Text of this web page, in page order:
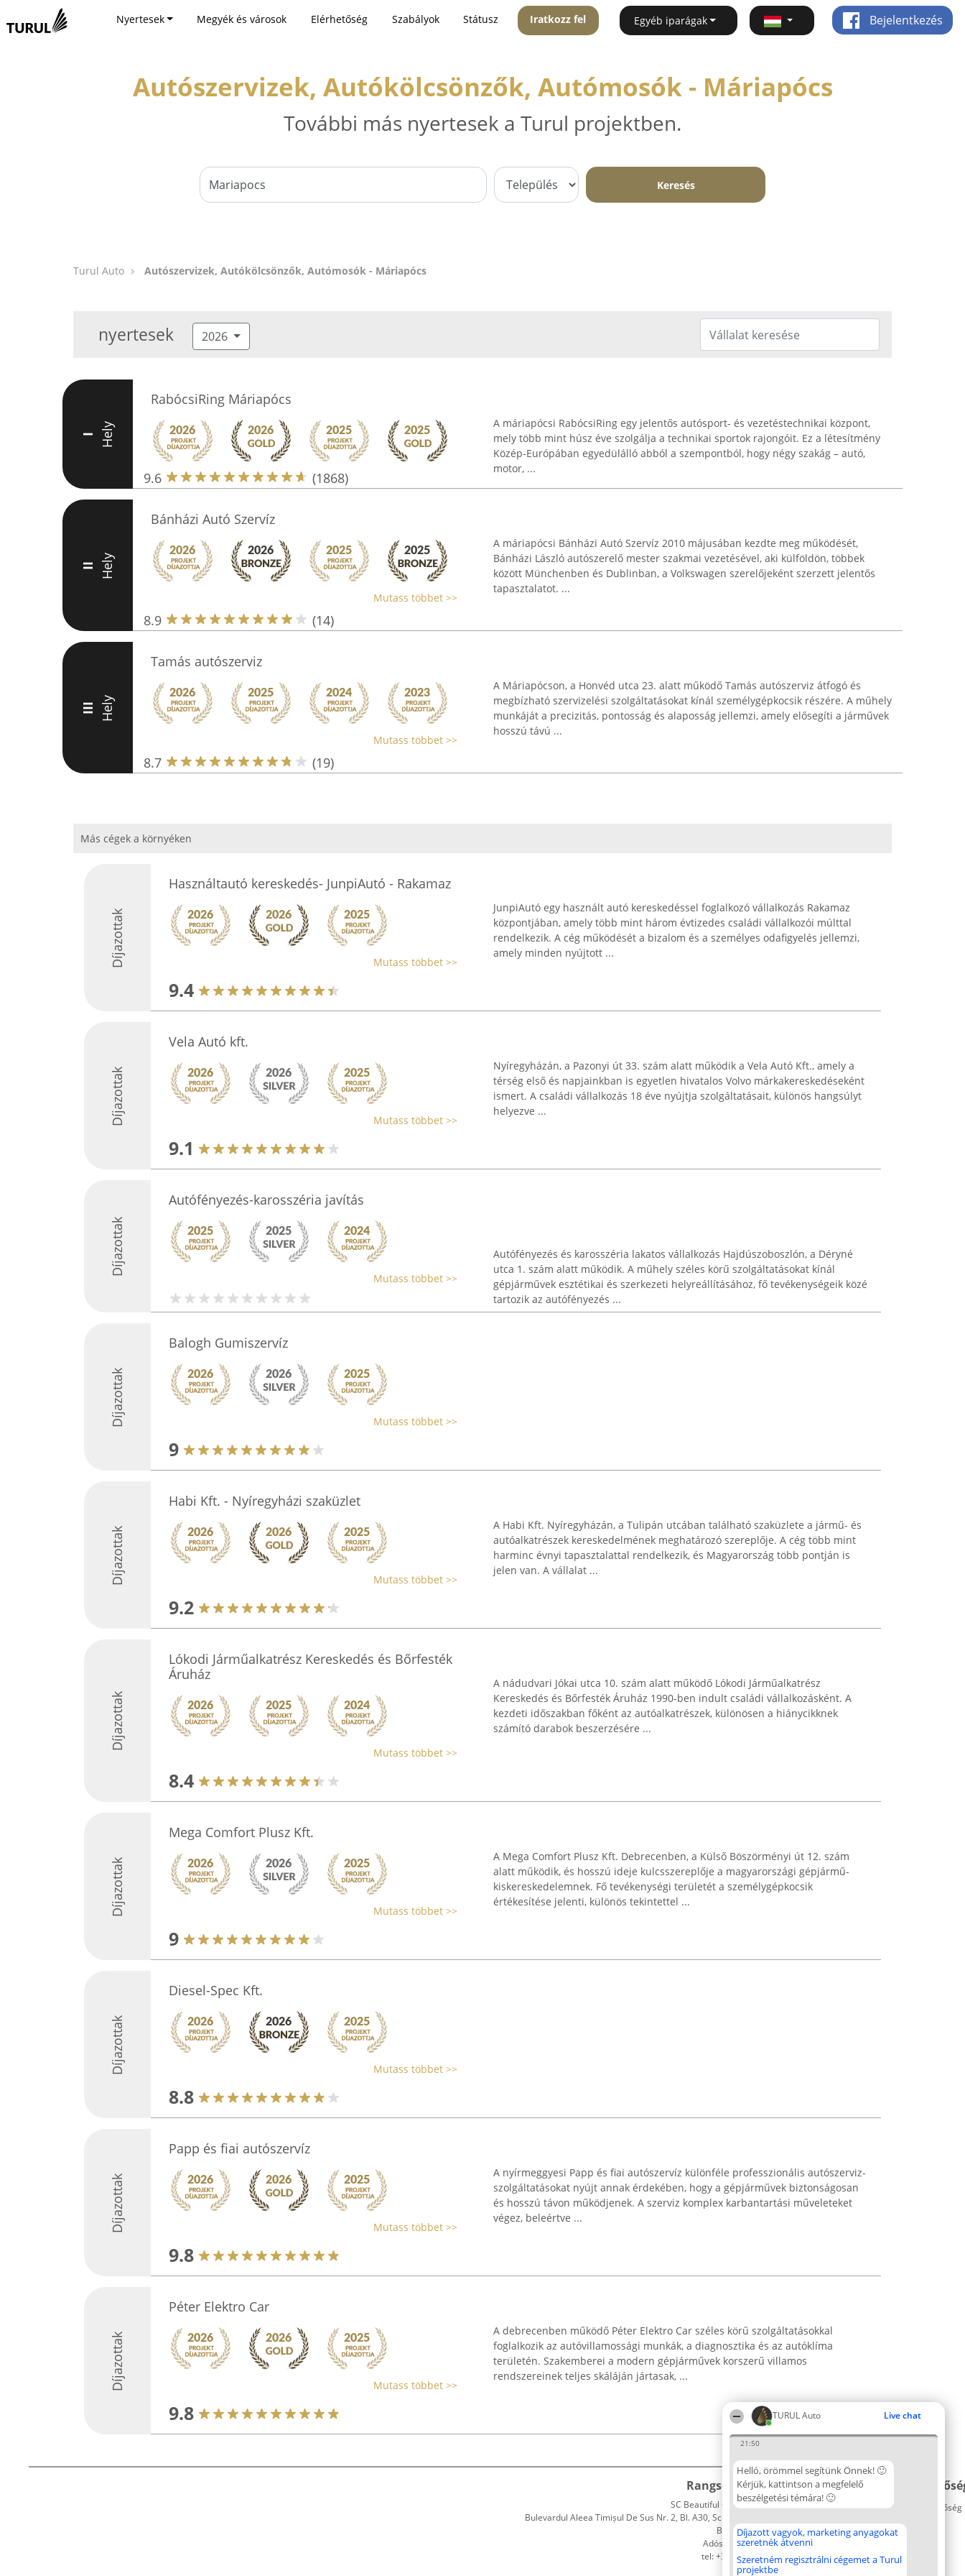
TURUL Auto Live chat
21:50
Helló, örömmel segítünk Önnek! 🙂
Kérjük, kattintson a megfelelő
beszélgetési témára! 🙂
Díjazott vagyok, marketing anyagokat
szeretnék átvenni
Szeretném regisztrálni cégemet a Turul
projektbe
Nyertesek Megyék és városok Elérhetőség Szabályok Státusz Iratkozz fel Egyéb iparágak Bejelentkezés
Autószervizek, Autókölcsönzők, Autómosók - Máriapócs
További más nyertesek a Turul projektben.
Keresés
Turul Auto Autószervizek, Autókölcsönzők, Autómosók - Máriapócs
nyertesek 2026
I Hely
RabócsiRing Máriapócs
9.6 (1868)
A máriapócsi RabócsiRing egy jelentős autósport- és vezetéstechnikai központ,
mely több mint húsz éve szolgálja a technikai sportok rajongóit. Ez a létesítmény
Közép-Európában egyedülálló abból a szempontból, hogy négy szakág – autó,
motor, ...
II Hely
Bánházi Autó Szervíz
Mutass többet >>
8.9 (14)
A máriapócsi Bánházi Autó Szervíz 2010 májusában kezdte meg működését,
Bánházi László autószerelő mester szakmai vezetésével, aki külföldön, többek
között Münchenben és Dublinban, a Volkswagen szerelőjeként szerzett jelentős
tapasztalatot. ...
III Hely
Tamás autószerviz
Mutass többet >>
8.7 (19)
A Máriapócson, a Honvéd utca 23. alatt működő Tamás autószerviz átfogó és
megbízható szervizelési szolgáltatásokat kínál személygépkocsik részére. A műhely
munkáját a precizitás, pontosság és alaposság jellemzi, amely elősegíti a járművek
hosszú távú ...
Más cégek a környéken
Díjazottak
Használtautó kereskedés- JunpiAutó - Rakamaz
Mutass többet >>
9.4
JunpiAutó egy használt autó kereskedéssel foglalkozó vállalkozás Rakamaz
központjában, amely több mint három évtizedes családi vállalkozói múlttal
rendelkezik. A cég működését a bizalom és a személyes odafigyelés jellemzi,
amely minden nyújtott ...
Díjazottak
Vela Autó kft.
Mutass többet >>
9.1
Nyíregyházán, a Pazonyi út 33. szám alatt működik a Vela Autó Kft., amely a
térség első és napjainkban is egyetlen hivatalos Volvo márkakereskedéseként
ismert. A családi vállalkozás 18 éve nyújtja szolgáltatásait, különös hangsúlyt
helyezve ...
Díjazottak
Autófényezés-karosszéria javítás
Mutass többet >>
Autófényezés és karosszéria lakatos vállalkozás Hajdúszoboszlón, a Déryné
utca 1. szám alatt működik. A műhely széles körű szolgáltatásokat kínál
gépjárművek esztétikai és szerkezeti helyreállításához, fő tevékenységeik közé
tartozik az autófényezés ...
Díjazottak
Balogh Gumiszervíz
Mutass többet >>
9
Díjazottak
Habi Kft. - Nyíregyházi szaküzlet
Mutass többet >>
9.2
A Habi Kft. Nyíregyházán, a Tulipán utcában található szaküzlete a jármű- és
autóalkatrészek kereskedelmének meghatározó szereplője. A cég több mint
harminc évnyi tapasztalattal rendelkezik, és Magyarország több pontján is
jelen van. A vállalat ...
Díjazottak
Lókodi Járműalkatrész Kereskedés és Bőrfesték
Áruház
Mutass többet >>
8.4
A nádudvari Jókai utca 10. szám alatt működő Lókodi Járműalkatrész
Kereskedés és Bőrfesték Áruház 1990-ben indult családi vállalkozásként. A
kezdeti időszakban főként az autóalkatrészek, különösen a hiánycikknek
számító darabok beszerzésére ...
Díjazottak
Mega Comfort Plusz Kft.
Mutass többet >>
9
A Mega Comfort Plusz Kft. Debrecenben, a Külső Böszörményi út 12. szám
alatt működik, és hosszú ideje kulcsszereplője a magyarországi gépjármű-
kiskereskedelemnek. Fő tevékenységi területét a személygépkocsik
értékesítése jelenti, különös tekintettel ...
Díjazottak
Diesel-Spec Kft.
Mutass többet >>
8.8
Díjazottak
Papp és fiai autószervíz
Mutass többet >>
9.8
A nyírmeggyesi Papp és fiai autószervíz különféle professzionális autószerviz-
szolgáltatásokat nyújt annak érdekében, hogy a gépjárművek biztonságosan
és hosszú távon működjenek. A szerviz komplex karbantartási műveleteket
végez, beleértve ...
Díjazottak
Péter Elektro Car
Mutass többet >>
9.8
A debrecenben működő Péter Elektro Car széles körű szolgáltatásokkal
foglalkozik az autóvillamossági munkák, a diagnosztika és az autóklíma
területén. Szakemberei a modern gépjárművek korszerű villamos
rendszereinek teljes skáláján jártasak, ...
Rangsorszervező
SC Beautiful Company S.R.L.
Bulevardul Aleea Timișul De Sus Nr. 2, Bl. A30, Sc. A, Et. 4, Ap. 13
Bukarest 53-238
Adószám 36737675
tel: +363 033 425 71
Népszavazás
Nyertesek
díjazottak
Szabályok
Státusz
Elérhetőség